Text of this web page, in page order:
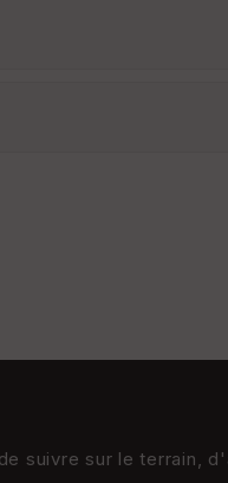
suivre sur le terrain,